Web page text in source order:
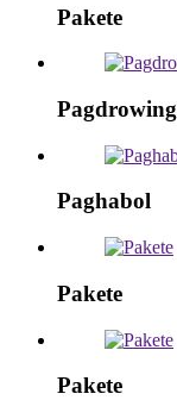
Pakete
Pagdrowing
Paghabol
Pakete
Pakete